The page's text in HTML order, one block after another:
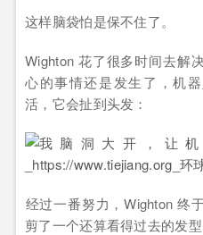
‍这样脑袋怕是保不住了。
Wighton 花了很多时间去解
心的事情还是发生了，机
活，它会扯到头发：
经过一番努力，Wighton 终
剪了一个还算看得过去的发型